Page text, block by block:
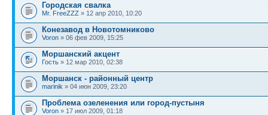
Городская свалка
Mr. FreeZZZ » 12 апр 2010, 10:20
Конезавод в Новотомниково
Voron » 06 фев 2009, 15:25
Моршанский акцент
Гость » 12 мар 2010, 02:38
Моршанск - районный центр
marinik » 04 июн 2009, 23:20
Проблема озеленения или город-пустыня
Voron » 17 июл 2009, 01:18